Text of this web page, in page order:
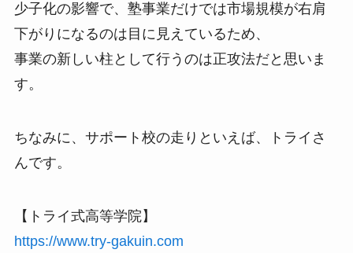
少子化の影響で、塾事業だけでは市場規模が右肩
下がりになるのは目に見えているため、
事業の新しい柱として行うのは正攻法だと思いま
す。
ちなみに、サポート校の走りといえば、トライさ
んです。
【トライ式高等学院】
https://www.try-gakuin.com